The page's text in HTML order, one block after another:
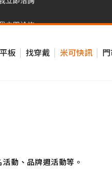
即洽詢
板 找穿戴 米可快訊
動、品牌週活動等。